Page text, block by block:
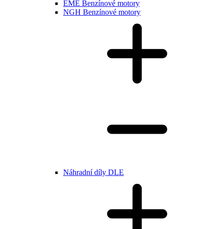
EME Benzínové motory
NGH Benzínové motory
Náhradní díly DLE